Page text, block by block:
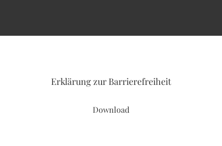
Erklärung zur Barrierefreiheit
Download